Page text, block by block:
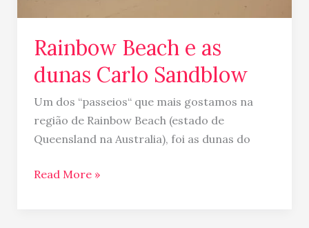
Rainbow Beach e as
dunas Carlo Sandblow
Um dos “passeios“ que mais gostamos na
região de Rainbow Beach (estado de
Queensland na Australia), foi as dunas do
Read More »